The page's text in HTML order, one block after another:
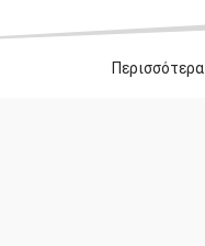
Περισσότερα